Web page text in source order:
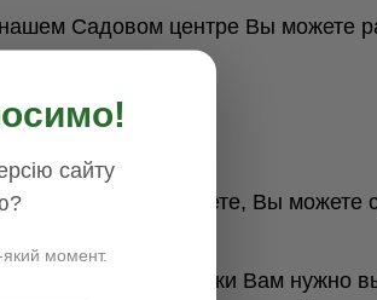
Садовом центре Вы можете
личном кабинете, Вы можете
совершения покупки Вам нужно
сайту
момент.